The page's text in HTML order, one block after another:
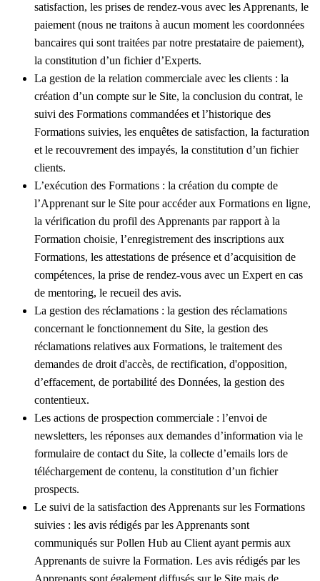
satisfaction, les prises de rendez-vous avec les Apprenants, le
paiement (nous ne traitons à aucun moment les coordonnées
bancaires qui sont traitées par notre prestataire de paiement),
la constitution d’un fichier d’Experts.
La gestion de la relation commerciale avec les clients : la
création d’un compte sur le Site, la conclusion du contrat, le
suivi des Formations commandées et l’historique des
Formations suivies, les enquêtes de satisfaction, la facturation
et le recouvrement des impayés, la constitution d’un fichier
clients.
L’exécution des Formations : la création du compte de
l’Apprenant sur le Site pour accéder aux Formations en ligne,
la vérification du profil des Apprenants par rapport à la
Formation choisie, l’enregistrement des inscriptions aux
Formations, les attestations de présence et d’acquisition de
compétences, la prise de rendez-vous avec un Expert en cas
de mentoring, le recueil des avis.
La gestion des réclamations : la gestion des réclamations
concernant le fonctionnement du Site, la gestion des
réclamations relatives aux Formations, le traitement des
demandes de droit d'accès, de rectification, d'opposition,
d’effacement, de portabilité des Données, la gestion des
contentieux.
Les actions de prospection commerciale : l’envoi de
newsletters, les réponses aux demandes d’information via le
formulaire de contact du Site, la collecte d’emails lors de
téléchargement de contenu, la constitution d’un fichier
prospects.
Le suivi de la satisfaction des Apprenants sur les Formations
suivies : les avis rédigés par les Apprenants sont
communiqués sur Pollen Hub au Client ayant permis aux
Apprenants de suivre la Formation. Les avis rédigés par les